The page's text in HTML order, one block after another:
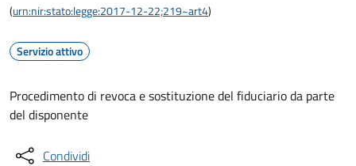
(urn:nir:stato:legge:2017-12-22;219~art4)
Servizio attivo
Procedimento di revoca e sostituzione del fiduciario da parte
del disponente
Condividi